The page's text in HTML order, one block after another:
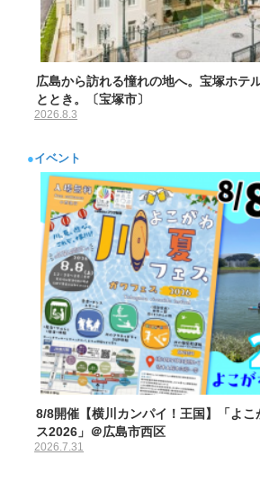
広島から訪れる憧れの地へ。宝塚ホテ
ととき。〔宝塚市〕
2026.8.3
●イベント
8/8開催【横川カンパイ！王国】「よこ
ス2026」＠広島市西区
2026.7.31